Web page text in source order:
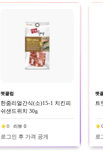
펫클럽
한줌리얼간식(소)15-1 치킨피
쉬샌드위치 30g
0 리뷰 0
로그인 후 가격 공개
펫
트
로